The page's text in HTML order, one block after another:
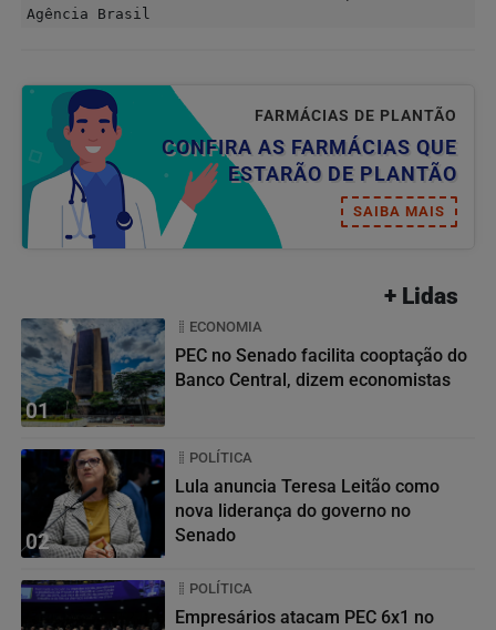
Agência Brasil
FARMÁCIAS DE PLANTÃO
CONFIRA AS FARMÁCIAS QUE
ESTARÃO DE PLANTÃO
SAIBA MAIS
+ Lidas
01
ECONOMIA
PEC no Senado facilita cooptação do
Banco Central, dizem economistas
02
POLÍTICA
Lula anuncia Teresa Leitão como
nova liderança do governo no
Senado
POLÍTICA
Empresários atacam PEC 6x1 no